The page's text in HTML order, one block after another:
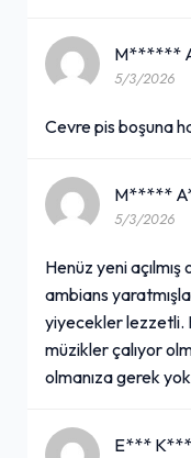
M******
5/3/2026
Cevre pis boşuna
M*****
5/3/2026
Henüz yeni
ambians
yiyecekler lezzetli.
müzikler çalıyor
olmanıza gerek
E***